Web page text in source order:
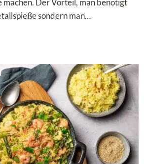
machen. Der Vorteil, man benötigt
sondern man…
M
G
S